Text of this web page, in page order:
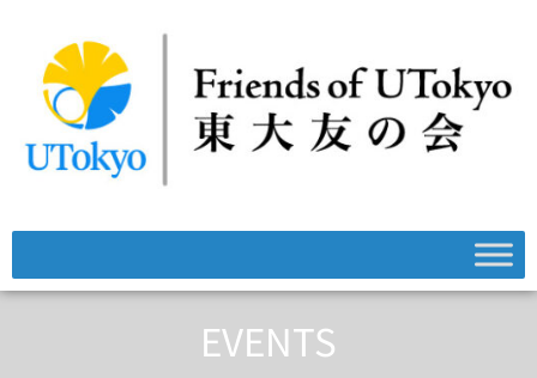
EVENTS